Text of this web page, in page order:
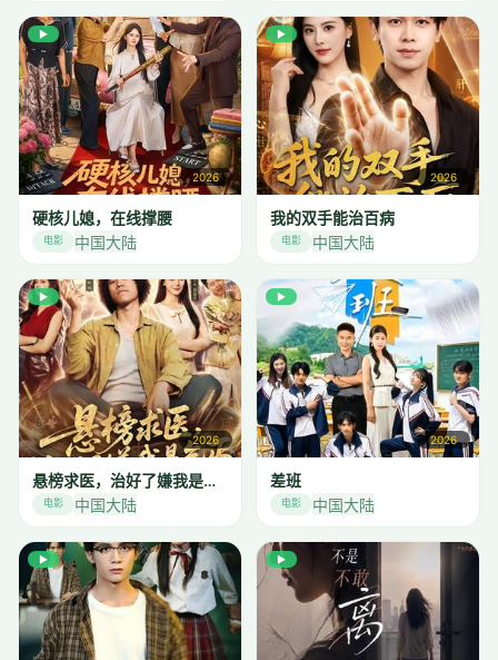
2026
▶
硬核儿媳，在线撑腰
电影 中国大陆
2026
▶
我的双手能治百病
电影 中国大陆
2026
▶
悬榜求医，治好了嫌我是乞丐
电影 中国大陆
2026
▶
差班
电影 中国大陆
▶ ▶